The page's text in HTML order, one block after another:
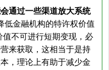
通过一些渠道放大系统
低金融机构的特许权价值
值不可进行短期变现，必
来获取，这相当于是持
，理论上有助于减少金